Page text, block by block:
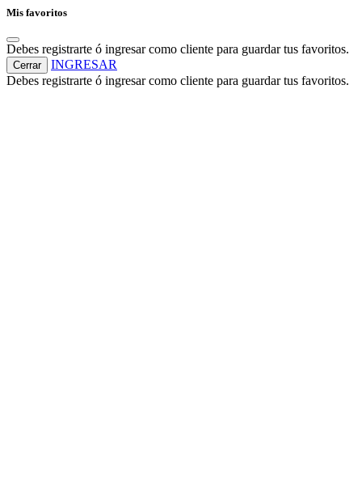
Mis favoritos
Debes registrarte ó ingresar como cliente para guardar tus favoritos.
Cerrar
INGRESAR
Debes registrarte ó ingresar como cliente para guardar tus favoritos.